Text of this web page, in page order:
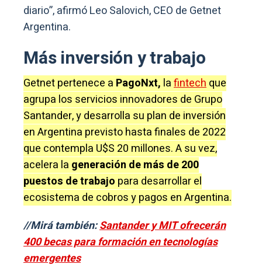
diario”, afirmó Leo Salovich, CEO de Getnet
Argentina.
Más inversión y trabajo
Getnet pertenece a PagoNxt, lafintechque
agrupa los servicios innovadores de Grupo
Santander, y desarrolla su plan de inversión
en Argentina previsto hasta finales de 2022
que contempla U$S 20 millones. A su vez,
acelera la generación de más de 200
puestos de trabajo para desarrollar el
ecosistema de cobros y pagos en Argentina.
//Mirá también:Santander y MIT ofrecerán
400 becas para formación en tecnologías
emergentes